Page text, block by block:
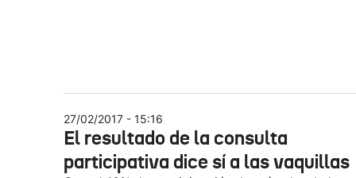
27/02/2017 - 15:16
El resultado de la consulta
participativa dice sí a las vaquillas